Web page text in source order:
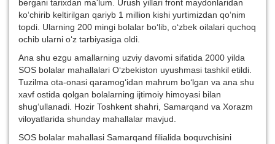
bergani tarixdan ma'lum. Urush yillari front maydonlaridan
ko‘chirib keltirilgan qariyb 1 million kishi yurtimizdan qo‘nim
topdi. Ularning 200 mingi bolalar bo‘lib, o‘zbek oilalari quchoq
ochib ularni o‘z tarbiyasiga oldi.
Ana shu ezgu amallarning uzviy davomi sifatida 2000 yilda
SOS bolalar mahallalari O‘zbekiston uyushmasi tashkil etildi.
Tuzilma ota-onasi qaramog‘idan mahrum bo‘lgan va ana shu
xavf ostida qolgan bolalarning ijtimoiy himoyasi bilan
shug‘ullanadi. Hozir Toshkent shahri, Samarqand va Xorazm
viloyatlarida shunday mahallalar mavjud.
SOS bolalar mahallasi Samarqand filialida boquvchisini